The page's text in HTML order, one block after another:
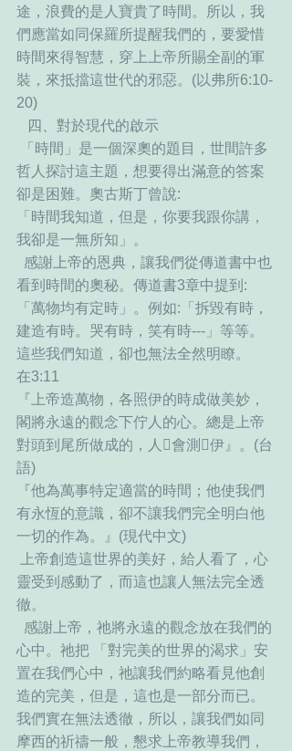
途，浪費的是人寶貴了時間。所以，我
們應當如同保羅所提醒我們的，要愛惜
時間來得智慧，穿上上帝所賜全副的軍
裝，來抵擋這世代的邪惡。(以弗所6:10-
20)
   四、對於現代的啟示
哲人探討這主題，想要得出滿意的答案
卻是困難。奧古斯丁曾說:
「時間我知道，但是，你要我跟你講，
我卻是一無所知」。
看到時間的奧秘。傳道書3章中提到:
「萬物均有定時」。例如:「拆毀有時，
建造有時。哭有時，笑有時---」等等。
這些我們知道，卻也無法全然明瞭。
在3:11
『上帝造萬物，各照伊的時成做美妙，
閣將永遠的觀念下佇人的心。總是上帝
對頭到尾所做成的，人𣍐會測𢜬伊』。(台
語)
『他為萬事特定適當的時間；他使我們
有永恆的意識，卻不讓我們完全明白他
一切的作為。』(現代中文)
靈受到感動了，而這也讓人無法完全透
徹。
心中。祂把 「對完美的世界的渴求」安
置在我們心中，祂讓我們約略看見他創
造的完美，但是，這也是一部分而已。
我們實在無法透徹，所以，讓我們如同
摩西的祈禱一般，懇求上帝教導我們，